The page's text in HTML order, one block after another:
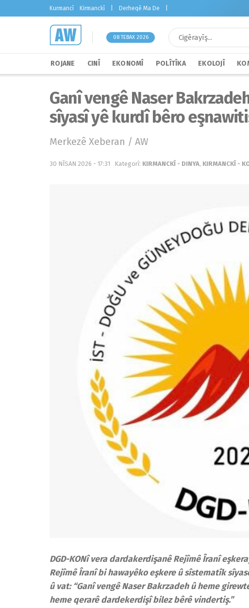
Kurmancî Kirmanckî Derheqê Ma De
08 TEBAX 2026
ROJANE CINÎ EKONOMÎ POLÎTÎKA EKOLOJÎ
Ganî vengê Naser
sîyasî yê kurdî bêro
Merkezê Xeberan / AW
30 NÎSAN 2026 - 17:31 Kategorî: KIRMANCKÎ - DINYA, KIRMANCKÎ -
DGD-KONî vera dardakerdişanê Rejîmê Îranî
Rejîmê Îranî bi hawayêko eşkere û sîstematîk
û vat: “Ganî vengê Naser Bakrzadeh û heme
heme qerarê dardekerdişî bilez bêrê vindertiş.”